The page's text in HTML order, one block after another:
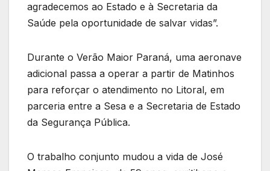
agradecemos ao Estado e à Secretaria da
Saúde pela oportunidade de salvar vidas”.
Durante o Verão Maior Paraná, uma aeronave
adicional passa a operar a partir de Matinhos
para reforçar o atendimento no Litoral, em
parceria entre a Sesa e a Secretaria de Estado
da Segurança Pública.
O trabalho conjunto mudou a vida de José